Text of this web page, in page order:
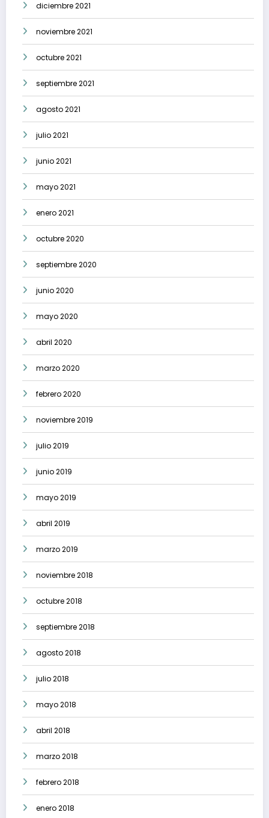
diciembre 2021
noviembre 2021
octubre 2021
septiembre 2021
agosto 2021
julio 2021
junio 2021
mayo 2021
enero 2021
octubre 2020
septiembre 2020
junio 2020
mayo 2020
abril 2020
marzo 2020
febrero 2020
noviembre 2019
julio 2019
junio 2019
mayo 2019
abril 2019
marzo 2019
noviembre 2018
octubre 2018
septiembre 2018
agosto 2018
julio 2018
mayo 2018
abril 2018
marzo 2018
febrero 2018
enero 2018